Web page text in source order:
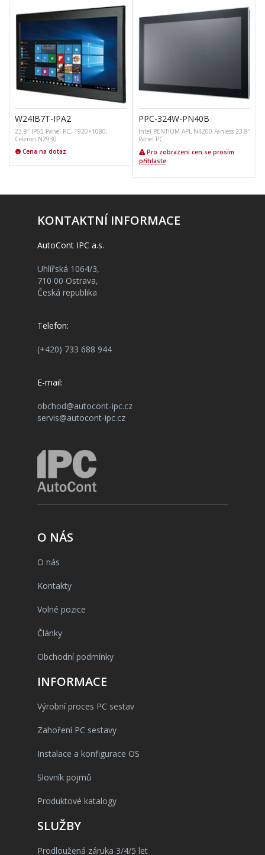
W24IB7T-IPA2
23.8″ IP65 Panel PC, 1920×1080,
Celeron N2930
Cena na dotaz
PPC-324W-PN40B
Intel PENTIUM APL N4200 Fanless 23.8″
Panel PC
Pro zobrazení cen se prosím
přihlaste.
KONTAKTNÍ INFORMACE
AutoCont IPC a.s.
Uhlířská 1064/3,
710 00 Ostrava,
Česká republika
Telefon:
(+420) 733 688 944
E-mail:
obchod@autocont-ipc.cz
servis@autocont-ipc.cz
O NÁS
O nás
Kontakty
Volné pozice
Články
Obchodní podmínky
INFORMACE
Výrobní proces PC sestav
Zahoření PC sestavy
Instalace a konfigurace OS
Slovník pojmů
Produktové katalogy
SLUŽBY
Prodloužená záruka 3/4/5 let